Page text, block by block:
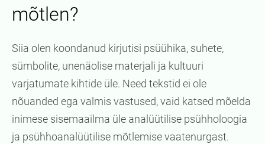
mõtlen?
Siia olen koondanud kirjutisi psüühika, suhete,
sümbolite, unenäolise materjali ja kultuuri
varjatumate kihtide üle. Need tekstid ei ole
nõuanded ega valmis vastused, vaid katsed mõelda
inimese sisemaailma üle analüütilise psühholoogia
ja psühhoanalüütilise mõtlemise vaatenurgast.